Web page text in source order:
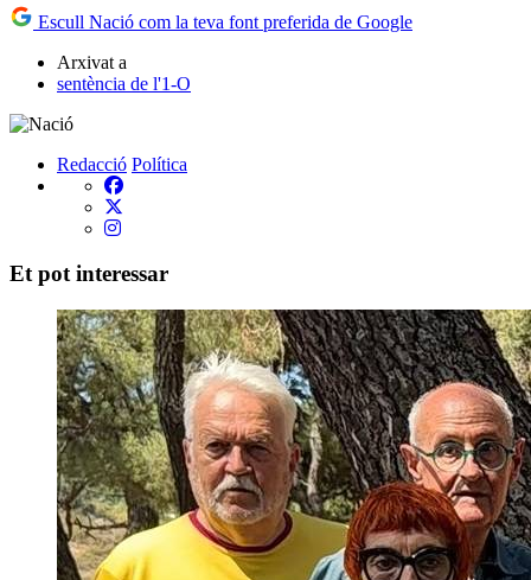
Escull Nació com la teva font preferida de Google
Arxivat a
sentència de l'1-O
Redacció Política
Et pot interessar